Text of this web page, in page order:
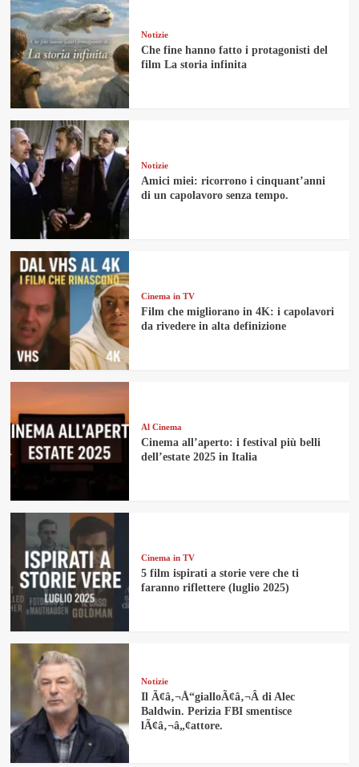
Notizie
Che fine hanno fatto i protagonisti del
film La storia infinita
Notizie
Amici miei: ricorrono i cinquant’anni
di un capolavoro senza tempo.
Cinema in TV
Film che migliorano in 4K: i capolavori
da rivedere in alta definizione
Al Cinema
Cinema all’aperto: i festival più belli
dell’estate 2025 in Italia
Cinema in TV
5 film ispirati a storie vere che ti
faranno riflettere (luglio 2025)
Notizie
Il Ã¢â‚¬Å“gialloÃ¢â‚¬Â di Alec
Baldwin. Perizia FBI smentisce
lÃ¢â‚¬â„¢attore.